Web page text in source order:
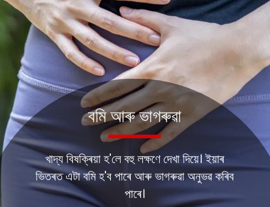
খাদ্য বিষক্ৰিয়া হ'লে বহু লক্ষণে দেখা দিয়ে। ইয়াৰ
ভিতৰত এটা বমি হ'ব পাৰে আৰু ভাগৰুৱা অনুভৱ কৰিব
পাৰে।
বমি আৰু ভাগৰুৱা